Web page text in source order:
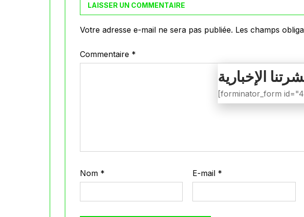
LAISSER UN COMMENTAIRE
Votre adresse e-mail ne sera pas publiée. Les champs
Commentaire *
Nom * E-mail *
[forminator_form